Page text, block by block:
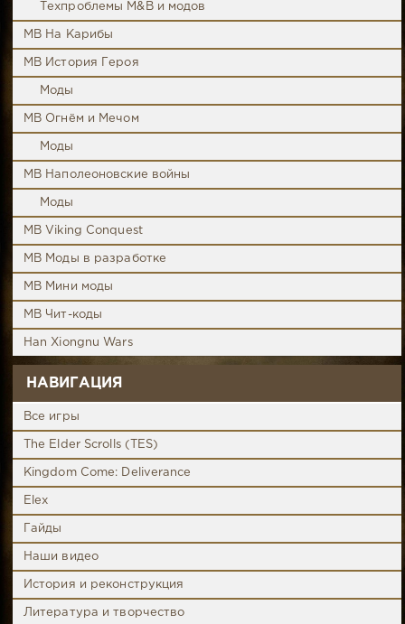
Техпроблемы M&B и модов
MB На Карибы
MB История Героя
Моды
MB Огнём и Мечом
Моды
MB Наполеоновские войны
Моды
MB Viking Conquest
MB Моды в разработке
MB Мини моды
MB Чит-коды
Han Xiongnu Wars
НАВИГАЦИЯ
Все игры
The Elder Scrolls (TES)
Kingdom Come: Deliverance
Elex
Гайды
Наши видео
История и реконструкция
Литература и творчество